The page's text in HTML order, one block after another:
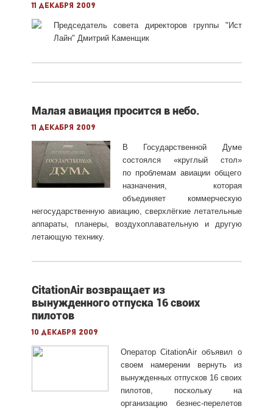
11 декабря 2009
Председатель совета директоров группы "Ист
Лайн" Дмитрий Каменщик
Малая авиация просится в небо.
11 декабря 2009
В Государственной Думе
состоялся «круглый стол»
по проблемам авиации общего
назна­чения­, которая
объединяет коммерческую
негосударственную авиацию, сверхлёгкие летательные
аппараты, планеры, воздухоплавательную и другую
летающую технику.
CitationAir возвращает из
вынужденного отпуска 16 своих
пилотов
10 декабря 2009
Оператор CitationAir объявил о
своем намерении вернуть из
вынужденных отпусков 16 своих
пилотов, поскольку на
организацию безнес-перелетов